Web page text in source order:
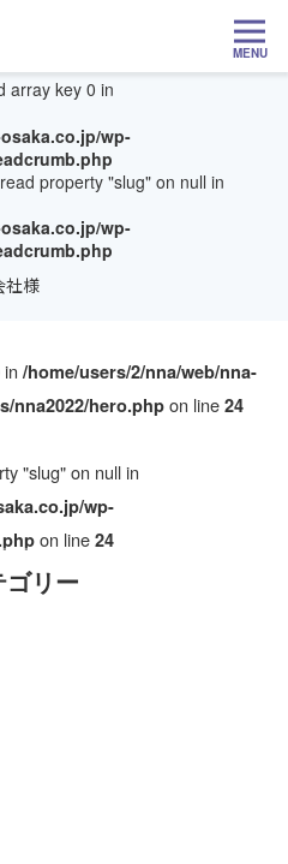
MENU
array key 0 in
wp-
property "slug" on null in
wp-
社様
/home/users/2/nna/web/nna-
nna2022/hero.php on line 24
"slug" on null in
wp-
on line 24
ゴリー